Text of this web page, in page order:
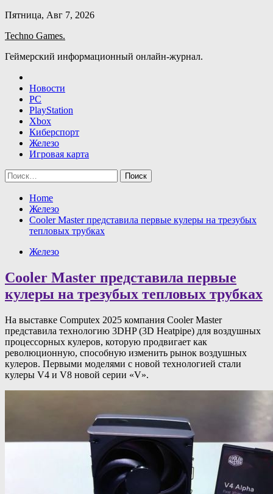
Skip
content
Пятница, Авг 7, 2026
Techno Games.
Геймерский информационный онлайн-журнал.
Новости
PC
PlayStation
Xbox
Киберспорт
Железо
Игровая карта
Найти:
Home
Железо
Cooler Master представила первые кулеры на трезубых
тепловых трубках
Железо
Cooler Master представила первые
кулеры на трезубых тепловых трубках
На выставке Computex 2025 компания Cooler Master
представила технологию 3DHP (3D Heatpipe) для воздушных
процессорных кулеров, которую продвигает как
революционную, способную изменить рынок воздушных
кулеров. Первыми моделями с новой технологией стали
кулеры V4 и V8 новой серии «V».